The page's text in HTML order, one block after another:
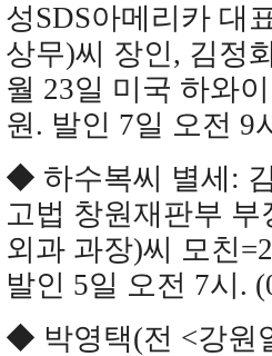
성SDS아메리카 대
상무)씨 장인, 김정
월 23일 미국 하와
원. 발인 7일 오전 9
◆ 하수복씨 별세:
고법 창원재판부
외과 과장)씨 모친
발인 5일 오전 7시.
◆ 박영택(전 <강원